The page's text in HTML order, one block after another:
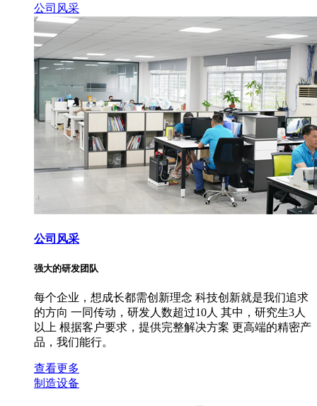
公司风采
公司风采
强大的研发团队
每个企业，想成长都需创新理念 科技创新就是我们追求
的方向 一同传动，研发人数超过10人 其中，研究生3人
以上 根据客户要求，提供完整解决方案 更高端的精密产
品，我们能行。
查看更多
制造设备